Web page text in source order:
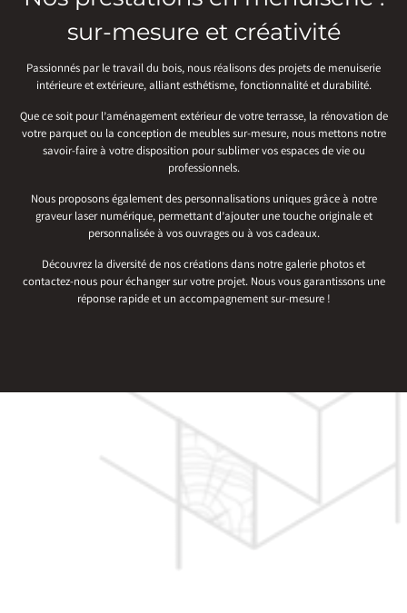
sur-mesure et créativité
Passionnés par le travail du bois, nous réalisons des projets de menuiserie
intérieure et extérieure, alliant esthétisme, fonctionnalité et durabilité.
Que ce soit pour l’aménagement extérieur de votre terrasse, la rénovation de
votre parquet ou la conception de meubles sur-mesure, nous mettons notre
savoir-faire à votre disposition pour sublimer vos espaces de vie ou
professionnels.
Nous proposons également des personnalisations uniques grâce à notre
graveur laser numérique, permettant d’ajouter une touche originale et
personnalisée à vos ouvrages ou à vos cadeaux.
Découvrez la diversité de nos créations dans notre galerie photos et
contactez-nous pour échanger sur votre projet. Nous vous garantissons une
réponse rapide et un accompagnement sur-mesure !